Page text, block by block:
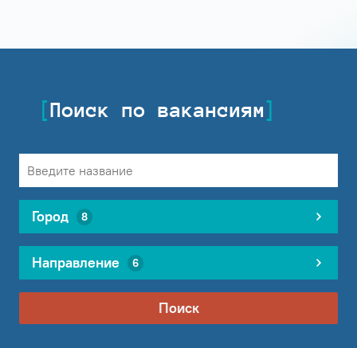
Поиск по вакансиям
Город 8
Направление 6
Поиск